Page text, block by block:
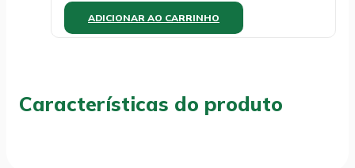
ADICIONAR AO CARRINHO
Características do produto